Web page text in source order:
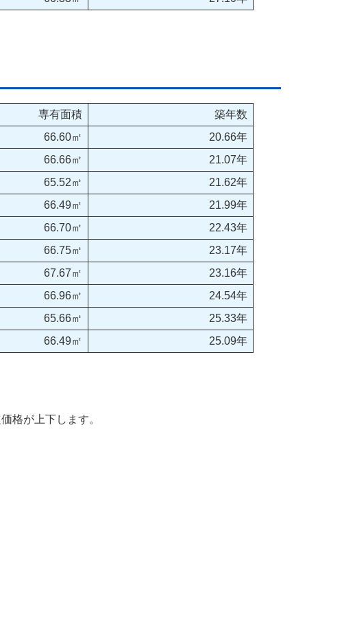
専有面積
築年数
66.60㎡
20.66年
66.66㎡
21.07年
65.52㎡
21.62年
66.49㎡
21.99年
66.70㎡
22.43年
66.75㎡
23.17年
67.67㎡
23.16年
66.96㎡
24.54年
65.66㎡
25.33年
66.49㎡ 25.09年
格が上下します。